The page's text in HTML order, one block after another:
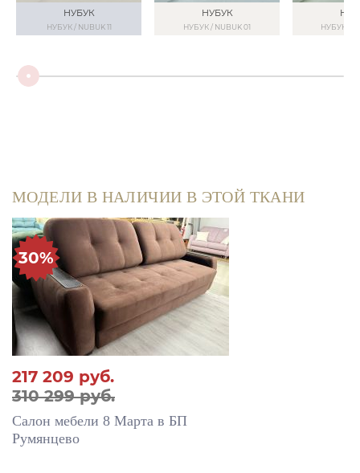
НУБУК
НУБУК / NUBUK 11
НУБУК
НУБУК / NUBUK 01 НУБУК /
МОДЕЛИ В НАЛИЧИИ В ЭТОЙ ТКАНИ
217 209 руб.
310 299 руб.
30%
Салон мебели 8 Марта в БП
Румянцево